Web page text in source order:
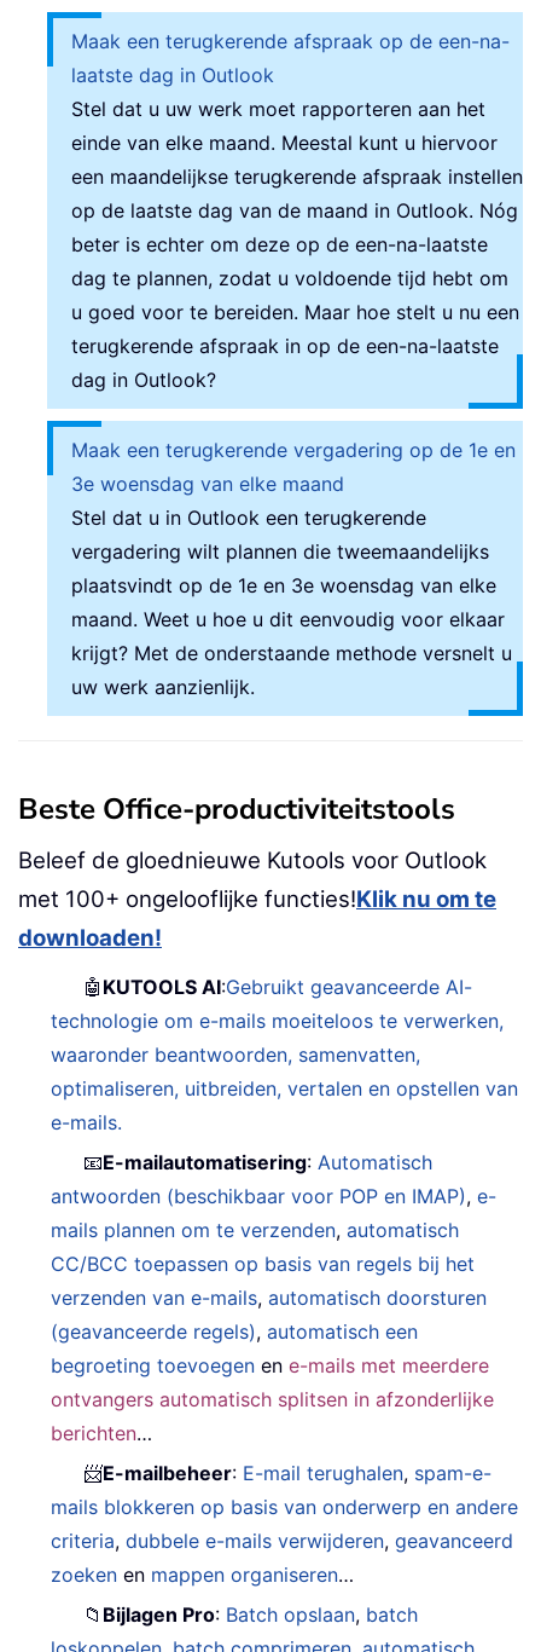
Maak een terugkerende afspraak op de een-na-
laatste dag in Outlook
Stel dat u uw werk moet rapporteren aan het
einde van elke maand. Meestal kunt u hiervoor
een maandelijkse terugkerende afspraak instellen
op de laatste dag van de maand in Outlook. Nóg
beter is echter om deze op de een-na-laatste
dag te plannen, zodat u voldoende tijd hebt om
u goed voor te bereiden. Maar hoe stelt u nu een
terugkerende afspraak in op de een-na-laatste
dag in Outlook?
Maak een terugkerende vergadering op de 1e en
3e woensdag van elke maand
Stel dat u in Outlook een terugkerende
vergadering wilt plannen die tweemaandelijks
plaatsvindt op de 1e en 3e woensdag van elke
maand. Weet u hoe u dit eenvoudig voor elkaar
krijgt? Met de onderstaande methode versnelt u
uw werk aanzienlijk.
Beste Office-productiviteitstools
Beleef de gloednieuwe Kutools voor Outlook
met 100+ ongelooflijke functies!Klik nu om te
downloaden!
🤖 KUTOOLS AI:Gebruikt geavanceerde AI-
technologie om e-mails moeiteloos te verwerken,
waaronder beantwoorden, samenvatten,
optimaliseren, uitbreiden, vertalen en opstellen van
e-mails.
📧E-mailautomatisering:Automatisch
antwoorden (beschikbaar voor POP en IMAP),e-
mails plannen om te verzenden,automatisch
CC/BCC toepassen op basis van regels bij het
verzenden van e-mails,automatisch doorsturen
(geavanceerde regels),automatisch een
begroeting toevoegen ene-mails met meerdere
ontvangers automatisch splitsen in afzonderlijke
berichten…
📨E-mailbeheer: E-mail terughalen, spam-e-
mails blokkeren op basis van onderwerp en andere
criteria,dubbele e-mails verwijderen,geavanceerd
zoeken en mappen organiseren…
📁 Bijlagen Pro: Batch opslaan, batch